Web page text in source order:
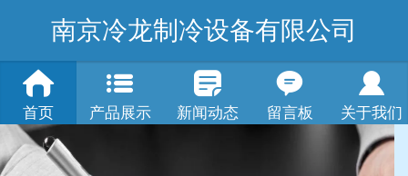
南京冷龙制冷设备有限公司
首页 产品展示 新闻动态 留言板 关于我们